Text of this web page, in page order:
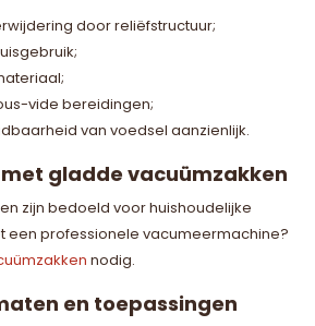
door reliëfstructuur;
vide bereidingen;
van voedsel aanzienlijk.
gladde vacuümzakken
zijn bedoeld voor huishoudelijke
een professionele vacumeermachine?
nodig.
en toepassingen